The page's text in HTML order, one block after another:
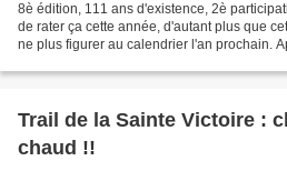
8è édition, 111 ans d'existence, 2è
de rater ça cette année, d'autant plus que
ne plus figurer au calendrier l'an prochain.
Trail de la Sainte Victoire :
chaud !!